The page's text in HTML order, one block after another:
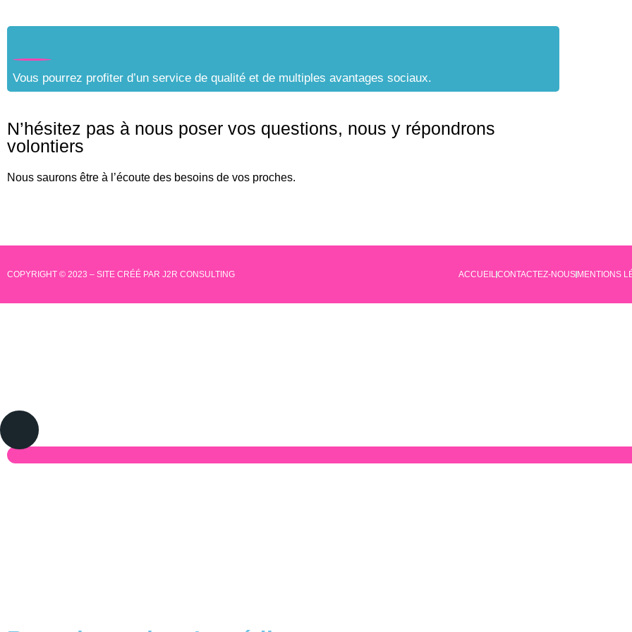
Vous pourrez profiter d’un service de qualité et de multiples avantages sociaux.
N’hésitez pas à nous poser vos questions, nous y répondrons
volontiers
Nous saurons être à l’écoute des besoins de vos proches.
COPYRIGHT © 2023 – SITE CRÉÉ PAR J2R CONSULTING ACCUEILCONTACTEZ-NOUS MENTIONS